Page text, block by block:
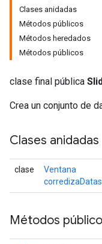
Clases anidadas
Métodos públicos
Métodos heredados
Métodos públicos
clase final pública
Crea un conjunto de
Clases anidadas
clase
Ventana
Métodos